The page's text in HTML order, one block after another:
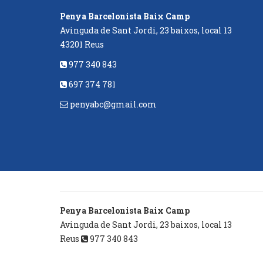
Penya Barcelonista Baix Camp
Avinguda de Sant Jordi, 23 baixos, local 13
43201 Reus
977 340 843
697 374 781
penyabc@gmail.com
Penya Barcelonista Baix Camp
Avinguda de Sant Jordi, 23 baixos, local 13
Reus
977 340 843